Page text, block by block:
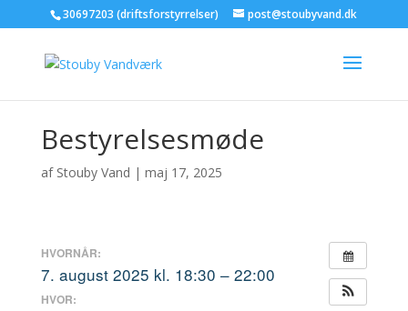
30697203 (driftsforstyrrelser) post@stoubyvand.dk
Bestyrelsesmøde
af Stouby Vand | maj 17, 2025
HVORNÅR:
7. august 2025 kl. 18:30 – 22:00
HVOR: